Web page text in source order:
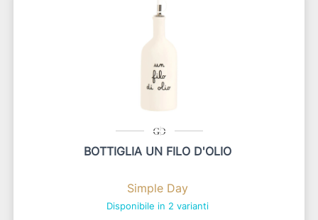
BOTTIGLIA UN FILO D'OLIO
Simple Day
Disponibile in 2 varianti